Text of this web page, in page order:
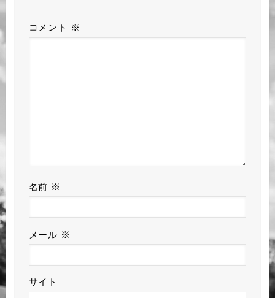
コメント ※
名前 ※
メール ※
サイト